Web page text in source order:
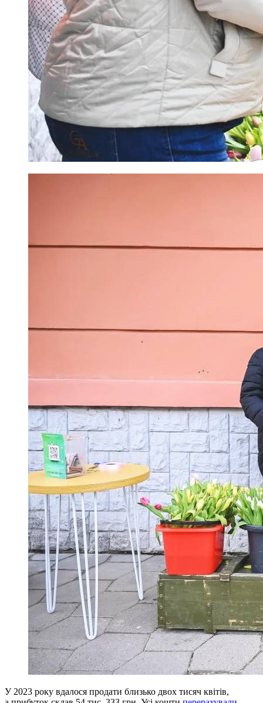
У 2023 року вдалося продати близько двох тисяч квітів,